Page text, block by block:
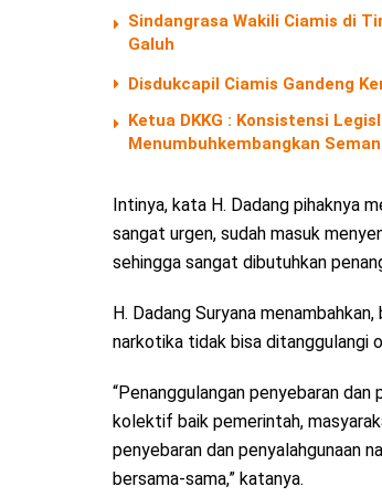
Sindangrasa Wakili Ciamis di
Galuh
Disdukcapil Ciamis Gandeng
Ketua DKKG : Konsistensi
Menumbuhkembangkan
Intinya, kata H. Dadang pihaknya
sangat urgen, sudah masuk
sehingga sangat dibutuhkan
H. Dadang Suryana
narkotika tidak bisa ditanggulangi
“Penanggulangan penyebaran
kolektif baik pemerintah,
penyebaran dan penyalahgunaan
bersama-sama,” katanya.